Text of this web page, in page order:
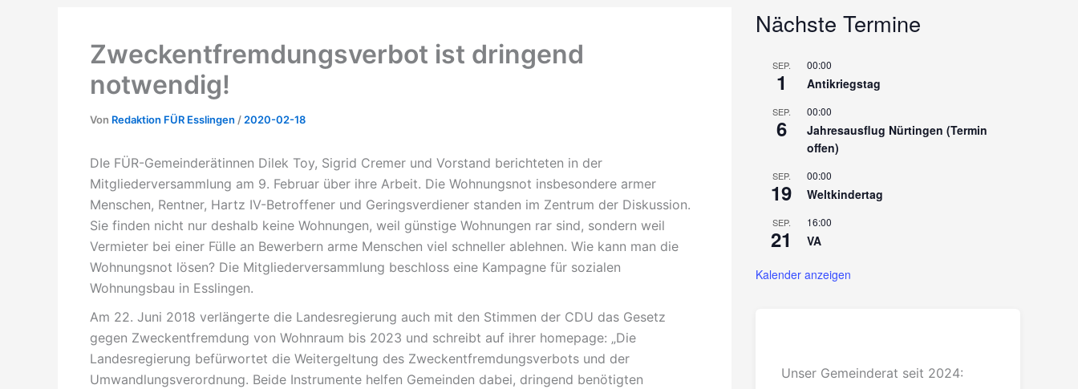
Zweckentfremdungsverbot ist dringend
notwendig!
Von Redaktion FÜR Esslingen / 2020-02-18
DIe FÜR-Gemeinderätinnen Dilek Toy, Sigrid Cremer und Vorstand berichteten in der
Mitgliederversammlung am 9. Februar über ihre Arbeit. Die Wohnungsnot insbesondere armer
Menschen, Rentner, Hartz IV-Betroffener und Geringsverdiener standen im Zentrum der Diskussion.
Sie finden nicht nur deshalb keine Wohnungen, weil günstige Wohnungen rar sind, sondern weil
Vermieter bei einer Fülle an Bewerbern arme Menschen viel schneller ablehnen. Wie kann man die
Wohnungsnot lösen? Die Mitgliederversammlung beschloss eine Kampagne für sozialen
Wohnungsbau in Esslingen.
Am 22. Juni 2018 verlängerte die Landesregierung auch mit den Stimmen der CDU das Gesetz
gegen Zweckentfremdung von Wohnraum bis 2023 und schreibt auf ihrer homepage: „Die
Landesregierung befürwortet die Weitergeltung des Zweckentfremdungsverbots und der
Umwandlungsverordnung. Beide Instrumente helfen Gemeinden dabei, dringend benötigten
Nächste Termine
SEP.
1
00:00
Antikriegstag
SEP.
6
00:00
Jahresausflug Nürtingen (Termin
offen)
SEP.
19
00:00
Weltkindertag
SEP.
21
16:00
VA
Kalender anzeigen
Unser Gemeinderat seit 2024: